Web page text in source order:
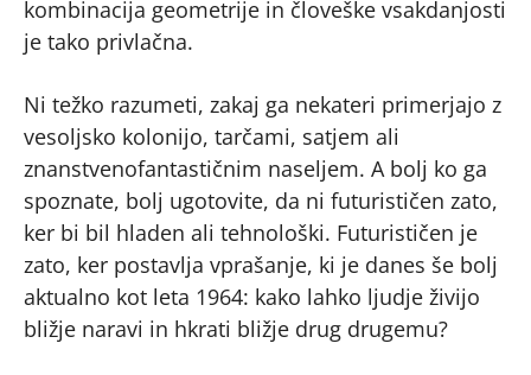
kombinacija geometrije in človeške vsakdanjosti
je tako privlačna.
Ni težko razumeti, zakaj ga nekateri primerjajo z
vesoljsko kolonijo, tarčami, satjem ali
znanstvenofantastičnim naseljem. A bolj ko ga
spoznate, bolj ugotovite, da ni futurističen zato,
ker bi bil hladen ali tehnološki. Futurističen je
zato, ker postavlja vprašanje, ki je danes še bolj
aktualno kot leta 1964: kako lahko ljudje živijo
bližje naravi in hkrati bližje drug drugemu?